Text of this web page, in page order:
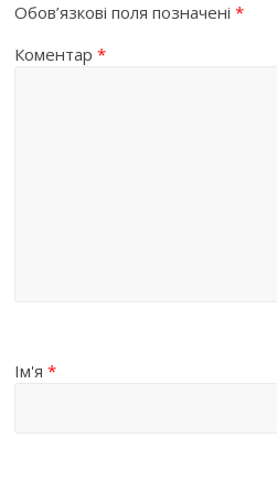
Обов’язкові поля позначені*
Коментар*
Ім'я*